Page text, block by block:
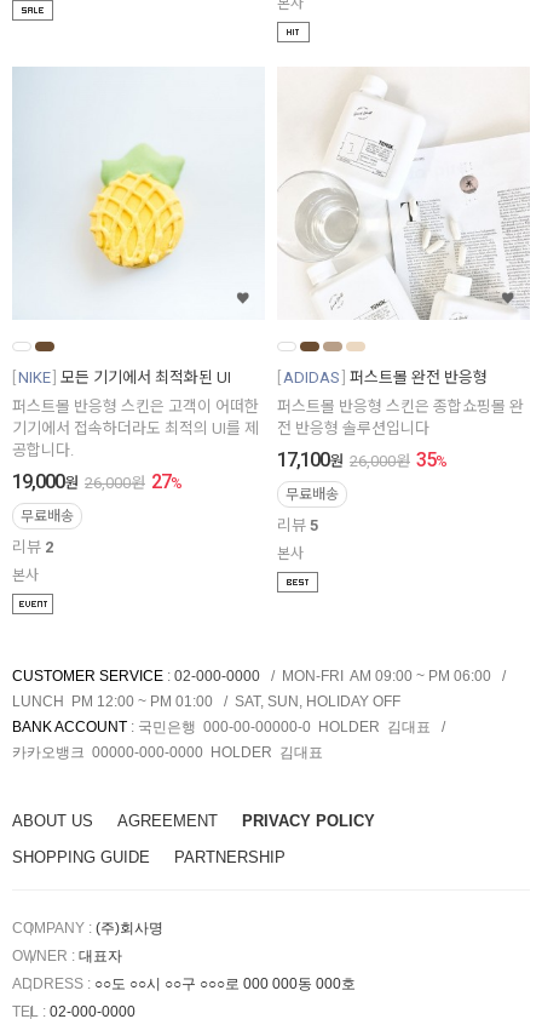
본사
NIKE 모든 기기에서 최적화된 UI
퍼스트몰 반응형 스킨은 고객이 어떠한
기기에서 접속하더라도 최적의 UI를 제
공합니다.
19,000원 26,000원 27%
무료배송
리뷰 2
본사
ADIDAS 퍼스트몰 완전 반응형
퍼스트몰 반응형 스킨은 종합쇼핑몰 완
전 반응형 솔루션입니다
17,100원 26,000원 35%
무료배송
리뷰 5
본사
CUSTOMER SERVICE : 02-000-0000
MON-FRI AM 09:00 ~ PM 06:00
LUNCH PM 12:00 ~ PM 01:00
SAT, SUN, HOLIDAY OFF
BANK ACCOUNT : 국민은행 000-00-00000-0 HOLDER 김대표
카카오뱅크 00000-000-0000 HOLDER 김대표
ABOUT US AGREEMENT
PRIVACY POLICY
SHOPPING GUIDE
PARTNERSHIP
COMPANY : (주)회사명
OWNER : 대표자
ADDRESS : ○○도 ○○시 ○○구 ○○○로 000 000동 000호
TEL : 02-000-0000